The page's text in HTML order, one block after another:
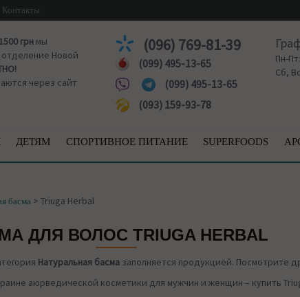
Контакты
грнмы
Новой
через сайт
(096) 769-81-39
(099) 495-13-65
(099) 495-13-65
(093) 159-93-78
Пн-Пт:
Сб,
ДЕТЯМ СПОРТИВНОЕ ПИТАНИЕ SUPERFOODS
басма > Triuga Herbal
ДЛЯ ВОЛОС TRIUGA HERBAL
Натуральная басмазаполняется продукцией. Посмотрите
аюрведической косметики для мужчин и женщин – купить